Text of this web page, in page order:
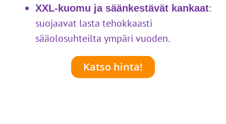
XXL-kuomu ja säänkestävät kankaat:
suojaavat lasta tehokkaasti
sääolosuhteilta ympäri vuoden.
Katso hinta!